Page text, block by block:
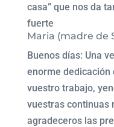
casa” que nos da
fuerte
Maria (madre de
Buenos días: Una
enorme dedicación
vuestro trabajo,
vuestras continuas
agradeceros las